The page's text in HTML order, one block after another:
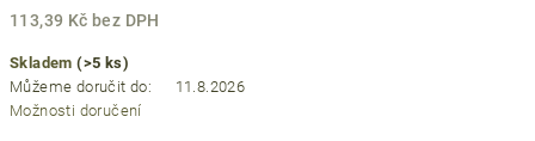
113,39 Kč bez DPH
cena:
Skladem(>5 ks)
Můžeme doručit do:
11.8.2026
Možnosti doručení